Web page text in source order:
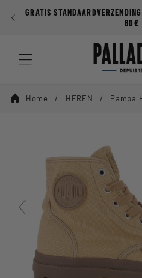
naar de
content
GRATIS
80€
Home HEREN Pampa